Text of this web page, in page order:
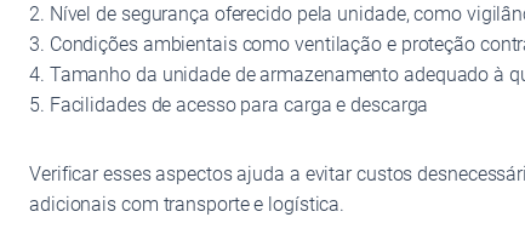
2. Nível de segurança oferecido pela unidade, como
3. Condições ambientais como ventilação e proteção
4. Tamanho da unidade de armazenamento adequado à
5. Facilidades de acesso para carga e descarga
Verificar esses aspectos ajuda a evitar custos
adicionais com transporte e logística.